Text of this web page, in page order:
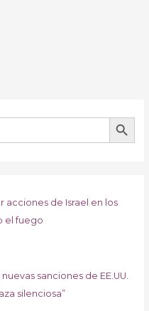
BOTÓN DE
acciones de Israel en los
el fuego
sanciones de EE.UU.
silenciosa”